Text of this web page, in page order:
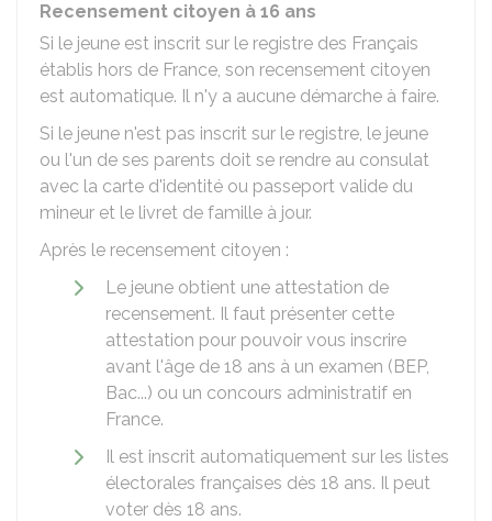
Recensement citoyen à 16 ans
Si le jeune est inscrit sur le registre des Français
établis hors de France, son recensement citoyen
est automatique. Il n'y a aucune démarche à faire.
Si le jeune n'est pas inscrit sur le registre, le jeune
ou l'un de ses parents doit se rendre au consulat
avec la carte d'identité ou passeport valide du
mineur et le livret de famille à jour.
Après le recensement citoyen :
Le jeune obtient une attestation de
recensement. Il faut présenter cette
attestation pour pouvoir vous inscrire
avant l'âge de 18 ans à un examen (BEP,
Bac...) ou un concours administratif en
France.
Il est inscrit automatiquement sur les listes
électorales françaises dès 18 ans. Il peut
voter dès 18 ans.